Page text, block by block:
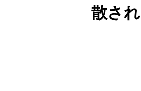
散さ